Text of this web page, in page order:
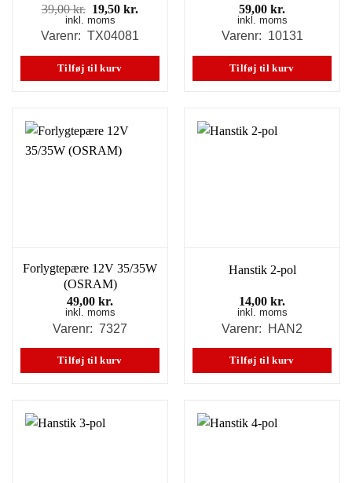
39,00kr. Den
oprindelige
pris
39,00 kr..
19,50kr.
19,50 kr..
inkl. moms
Varenr: TX04081
Tilføj til kurv
59,00 kr.
inkl. moms
Varenr: 10131
Tilføj til kurv
Forlygtepære 12V 35/35W
(OSRAM)
49,00 kr.
inkl. moms
Varenr: 7327
Tilføj til kurv
Hanstik 2-pol
14,00 kr.
inkl. moms
Varenr: HAN2
Tilføj til kurv